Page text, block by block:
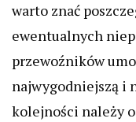
warto znać
ewentualnych
przewoźników
najwygodniejszą i
kolejności należy